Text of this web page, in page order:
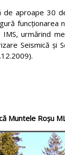
aproape 30
urmărind
Seismică şi
Muntele Roşu